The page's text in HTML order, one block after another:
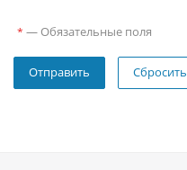
* — Обязательные поля
Сбросить